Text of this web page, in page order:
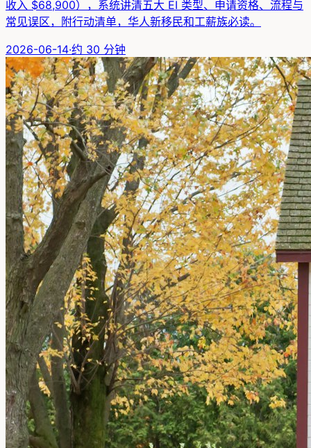
收入 $68,900），系统讲清五大 EI 类型、申请资格、流程与
常见误区，附行动清单，华人新移民和工薪族必读。
2026-06-14·约 30 分钟